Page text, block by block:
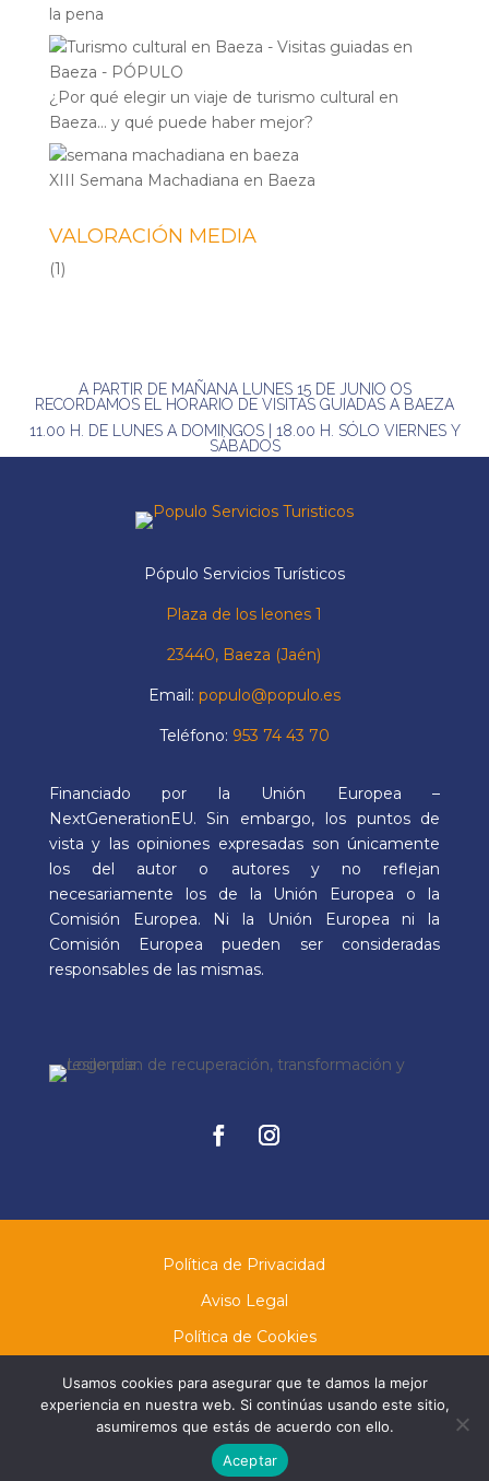
la pena
¿Por qué elegir un viaje de turismo cultural en
Baeza… y qué puede haber mejor?
XIII Semana Machadiana en Baeza
VALORACIÓN MEDIA
(1)
A PARTIR DE MAÑANA LUNES 15 DE JUNIO OS
RECORDAMOS EL HORARIO DE VISITAS GUIADAS A BAEZA
11.00 H. DE LUNES A DOMINGOS | 18.00 H. SÓLO VIERNES Y
SÁBADOS
Pópulo Servicios Turísticos
Plaza de los leones 1
23440, Baeza (Jaén)
Email: populo@populo.es
Teléfono: 953 74 43 70
Financiado por la Unión Europea –
NextGenerationEU. Sin embargo, los puntos de
vista y las opiniones expresadas son únicamente
los del autor o autores y no reflejan
necesariamente los de la Unión Europea o la
Comisión Europea. Ni la Unión Europea ni la
Comisión Europea pueden ser consideradas
responsables de las mismas.
Política de Privacidad
Aviso Legal
Política de Cookies
Derecho de Desistimiento
Accesibilidad
Usamos cookies para asegurar que te damos la mejor
experiencia en nuestra web. Si continúas usando este sitio,
asumiremos que estás de acuerdo con ello.
Aceptar